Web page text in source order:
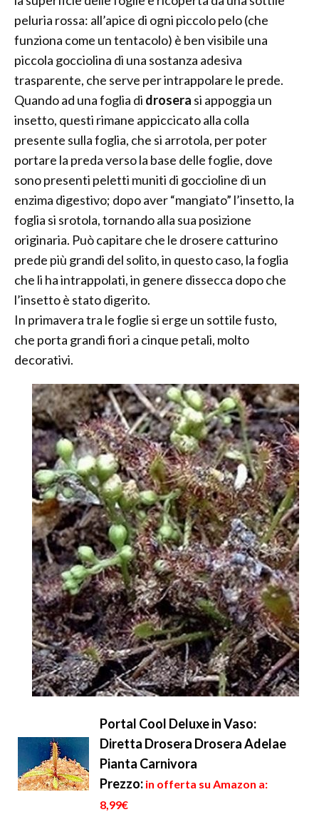
peluria rossa: all’apice di ogni piccolo pelo (che
funziona come un tentacolo) è ben visibile una
piccola gocciolina di una sostanza adesiva
trasparente, che serve per intrappolare le prede.
Quando ad una foglia di drosera si appoggia un
insetto, questi rimane appiccicato alla colla
presente sulla foglia, che si arrotola, per poter
portare la preda verso la base delle foglie, dove
sono presenti peletti muniti di goccioline di un
enzima digestivo; dopo aver “mangiato” l’insetto, la
foglia si srotola, tornando alla sua posizione
originaria. Può capitare che le drosere catturino
prede più grandi del solito, in questo caso, la foglia
che li ha intrappolati, in genere dissecca dopo che
l’insetto è stato digerito.
In primavera tra le foglie si erge un sottile fusto,
che porta grandi fiori a cinque petali, molto
decorativi.
Portal Cool Deluxe in Vaso:
Diretta Drosera Drosera Adelae
Pianta Carnivora
Prezzo: in offerta su Amazon a:
8,99€